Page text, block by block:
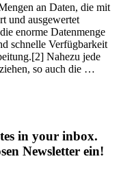
an Daten, die mit
und ausgewertet
enorme Datenmenge
schnelle Verfügbarkeit
Nahezu jede
so auch die …
in your inbox.
Newsletter ein!